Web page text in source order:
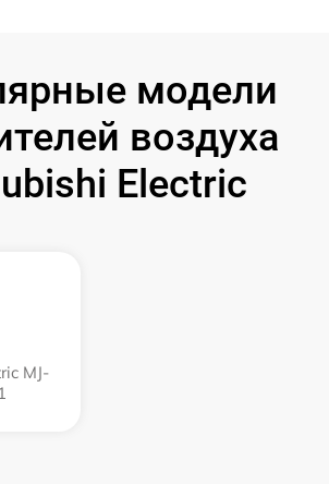
модели
воздуха
Electric
MJ-